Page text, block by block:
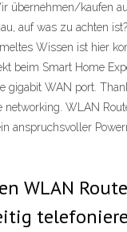
übernehmen/kaufen
auf was zu achten
Wissen ist hier
beim Smart Home
gigabit WAN port.
WLAN
anspruchsvoller
WLAN